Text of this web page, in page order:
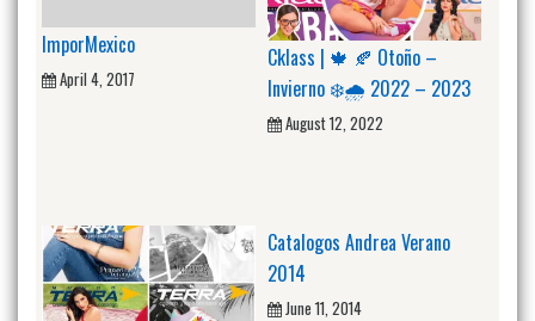
ImporMexico
April 4, 2017
Cklass | 🍁 🍂 Otoño –
Invierno ❄️🌧️ 2022 – 2023
August 12, 2022
Catalogos Andrea Verano
2014
June 11, 2014